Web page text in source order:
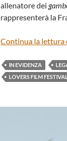
allenatore dei
rappresenterà la
Continua la lettura
IN EVIDENZA
LOVERS FILM FESTIVAL